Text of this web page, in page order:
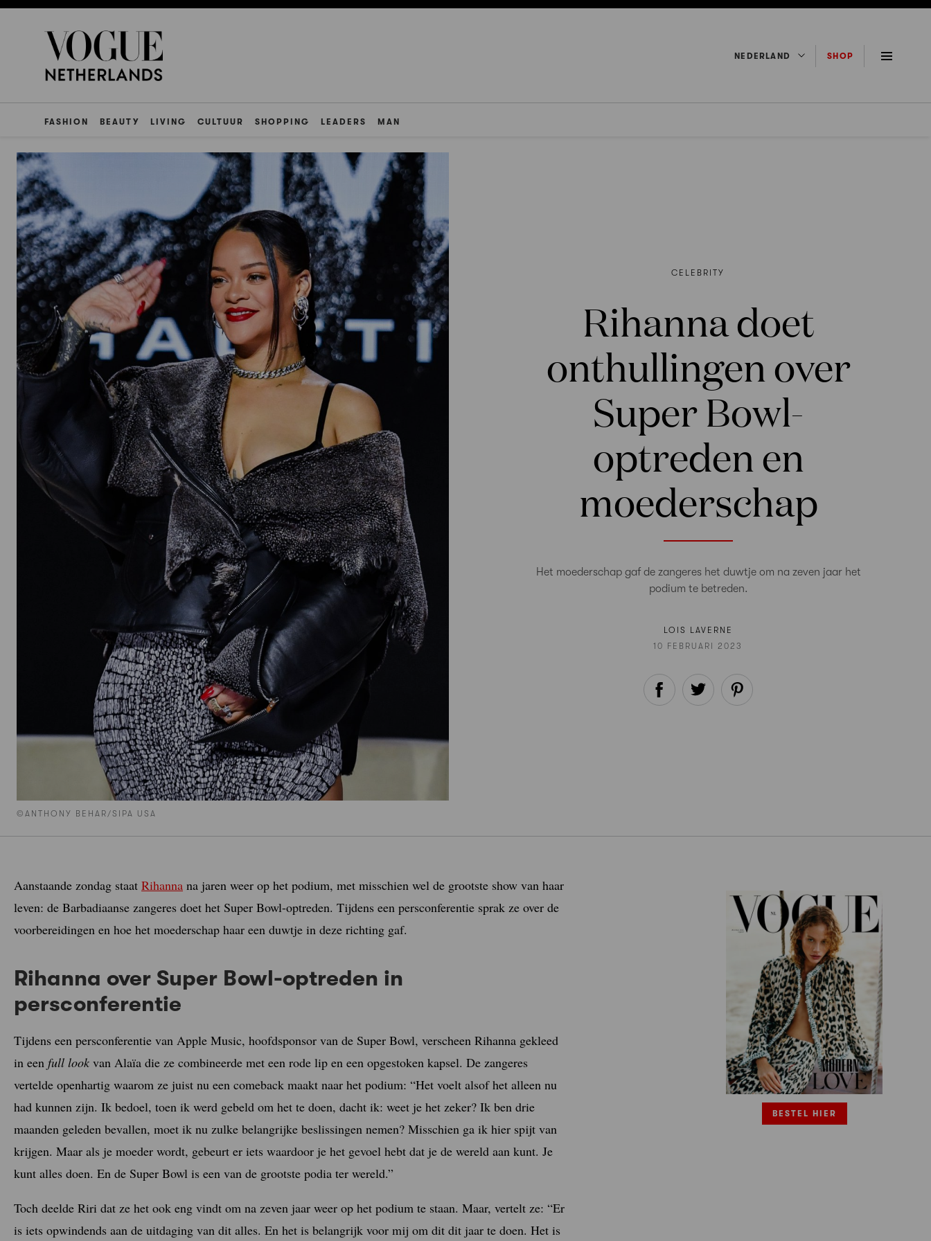
NEDERLAND SHOP
FASHION BEAUTY LIVING CULTUUR SHOPPING LEADERS MAN
©ANTHONY BEHAR/SIPA USA
CELEBRITY
Rihanna doet
onthullingen over
Super Bowl-
optreden en
moederschap
Het moederschap gaf de zangeres het duwtje om na zeven jaar het
podium te betreden.
LOIS LAVERNE
10 FEBRUARI 2023
Aanstaande zondag staat Rihanna na jaren weer op het podium, met misschien wel de grootste show van haar
leven: de Barbadiaanse zangeres doet het Super Bowl-optreden. Tijdens een persconferentie sprak ze over de
voorbereidingen en hoe het moederschap haar een duwtje in deze richting gaf.
Rihanna over Super Bowl-optreden in
persconferentie
Tijdens een persconferentie van Apple Music, hoofdsponsor van de Super Bowl, verscheen Rihanna gekleed
in een full look van Alaïa die ze combineerde met een rode lip en een opgestoken kapsel. De zangeres
vertelde openhartig waarom ze juist nu een comeback maakt naar het podium: “Het voelt alsof het alleen nu
had kunnen zijn. Ik bedoel, toen ik werd gebeld om het te doen, dacht ik: weet je het zeker? Ik ben drie
maanden geleden bevallen, moet ik nu zulke belangrijke beslissingen nemen? Misschien ga ik hier spijt van
krijgen. Maar als je moeder wordt, gebeurt er iets waardoor je het gevoel hebt dat je de wereld aan kunt. Je
kunt alles doen. En de Super Bowl is een van de grootste podia ter wereld.”
Toch deelde Riri dat ze het ook eng vindt om na zeven jaar weer op het podium te staan. Maar, vertelt ze: “Er
is iets opwindends aan de uitdaging van dit alles. En het is belangrijk voor mij om dit dit jaar te doen. Het is
BESTEL HIER